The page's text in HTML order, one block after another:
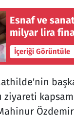
Esnaf ve
milyar lira
İçeriği Görüntüle